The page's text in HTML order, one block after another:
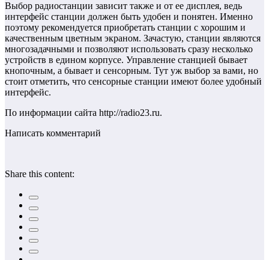
Выбор радиостанции зависит также и от ее дисплея, ведь
интерфейс станции должен быть удобен и понятен. Именно
поэтому рекомендуется приобретать станции с хорошим и
качественным цветным экраном. Зачастую, станции являются
многозадачными и позволяют использовать сразу несколько
устройств в едином корпусе. Управление станцией бывает
кнопочным, а бывает и сенсорным. Тут уж выбор за вами, но
стоит отметить, что сенсорные станции имеют более удобный
интерфейс.
По информации сайта http://radio23.ru.
Написать комментарий
Share this content: